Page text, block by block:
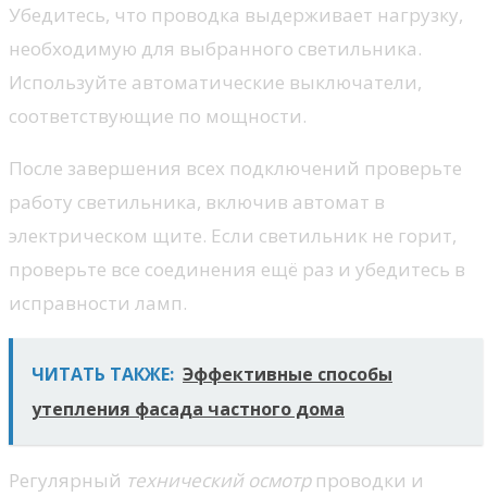
Убедитесь, что проводка выдерживает нагрузку,
необходимую для выбранного светильника.
Используйте автоматические выключатели,
соответствующие по мощности.
После завершения всех подключений проверьте
работу светильника, включив автомат в
электрическом щите. Если светильник не горит,
проверьте все соединения ещё раз и убедитесь в
исправности ламп.
ЧИТАТЬ ТАКЖЕ: Эффективные способы
утепления фасада частного дома
Регулярный технический осмотрпроводки и